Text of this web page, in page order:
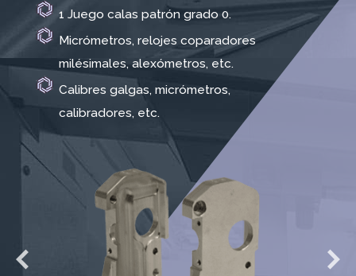
1 Juego calas patrón grado 0.
Micrómetros, relojes coparadores
milésimales, alexómetros, etc.
Calibres galgas, micrómetros,
calibradores, etc.